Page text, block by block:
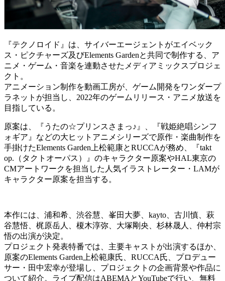
『テクノロイド』は、サイバーエージェントがエイベック
ス・ピクチャーズ及びElements Gardenと共同で制作する、ア
ニメ・ゲーム・音楽を連動させたメディアミックスプロジェ
クト。
アニメーション制作を動画工房が、ゲーム開発をワンダープ
ラネットが担当し、2022年のゲームリリース・アニメ放送を
目指している。
原案は、『うたの☆プリンスさまっ♪』、『戦姫絶唱シンフ
ォギア』などの大ヒットアニメシリーズで原作・楽曲制作を
手掛けたElements Garden上松範康とRUCCAが務め、『takt
op.（タクトオーパス）』のキャラクター原案やHAL東京の
CMアートワークを担当した人気イラストレーター・LAMが
キャラクター原案を担当する。
本作には、浦和希、渋谷慧、峯田大夢、kayto、古川慎、萩
谷慧悟、梶原岳人、榎木淳弥、大塚剛央、杉林晟人、仲村宗
悟の出演が決定。
プロジェクト発表特番では、主要キャストが出演するほか、
原案のElements Garden上松範康氏、RUCCA氏、プロデュー
サー・田中宏幸が登場し、プロジェクトの企画背景や作品に
ついて紹介。ライブ配信はABEMAとYouTubeで行い、無料